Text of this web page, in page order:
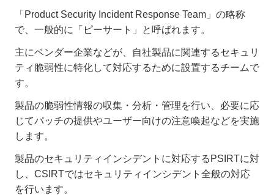
「Product Security Incident Response Team」の略称
で、一般的に「ピーサート」と呼ばれます。
主にベンダー企業などが、自社製品に関連するセキュリ
ティ脆弱性に特化して対応するために設置するチームで
す。
製品の脆弱性情報の収集・分析・管理を行い、必要に応
じてパッチの提供やユーザー向けの注意喚起などを実施
します。
製品のセキュリティインシデントに対応するPSIRTに対
し、CSIRTではセキュリティインシデント全般の対応
を行います。